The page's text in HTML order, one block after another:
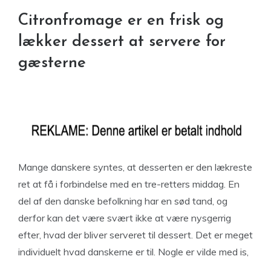
Citronfromage er en frisk og
lækker dessert at servere for
gæsterne
Mange danskere syntes, at desserten er den lækreste
ret at få i forbindelse med en tre-retters middag. En
del af den danske befolkning har en sød tand, og
derfor kan det være svært ikke at være nysgerrig
efter, hvad der bliver serveret til dessert. Det er meget
individuelt hvad danskerne er til. Nogle er vilde med is,